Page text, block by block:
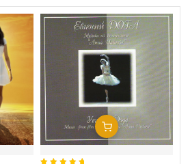
В Корзину Добавить В Корзину